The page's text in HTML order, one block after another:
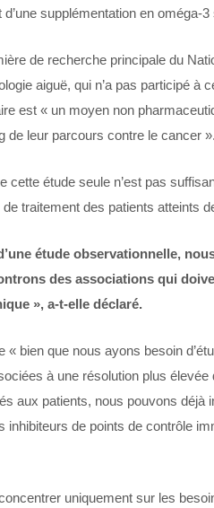
supplémentation en oméga-
de recherche principale du
aiguë, qui n’a pas participé à
est « un moyen non
de leur parcours contre le cancer ».
cette étude seule n’est pas
traitement des patients atteints
étude observationnelle,
des associations qui
», a-t-elle déclaré.
« bien que nous ayons besoin
à une résolution plus
aux patients, nous pouvons déjà
inhibiteurs de points de contrôle
uniquement sur les